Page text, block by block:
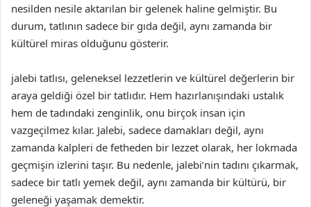
nesilden nesile aktarılan bir gelenek haline gelmiştir. Bu
durum, tatlının sadece bir gıda değil, aynı zamanda bir
kültürel miras olduğunu gösterir.
jalebi tatlısı, geleneksel lezzetlerin ve kültürel değerlerin bir
araya geldiği özel bir tatlıdır. Hem hazırlanışındaki ustalık
hem de tadındaki zenginlik, onu birçok insan için
vazgeçilmez kılar. Jalebi, sadece damakları değil, aynı
zamanda kalpleri de fetheden bir lezzet olarak, her lokmada
geçmişin izlerini taşır. Bu nedenle, jalebi’nin tadını çıkarmak,
sadece bir tatlı yemek değil, aynı zamanda bir kültürü, bir
geleneği yaşamak demektir.